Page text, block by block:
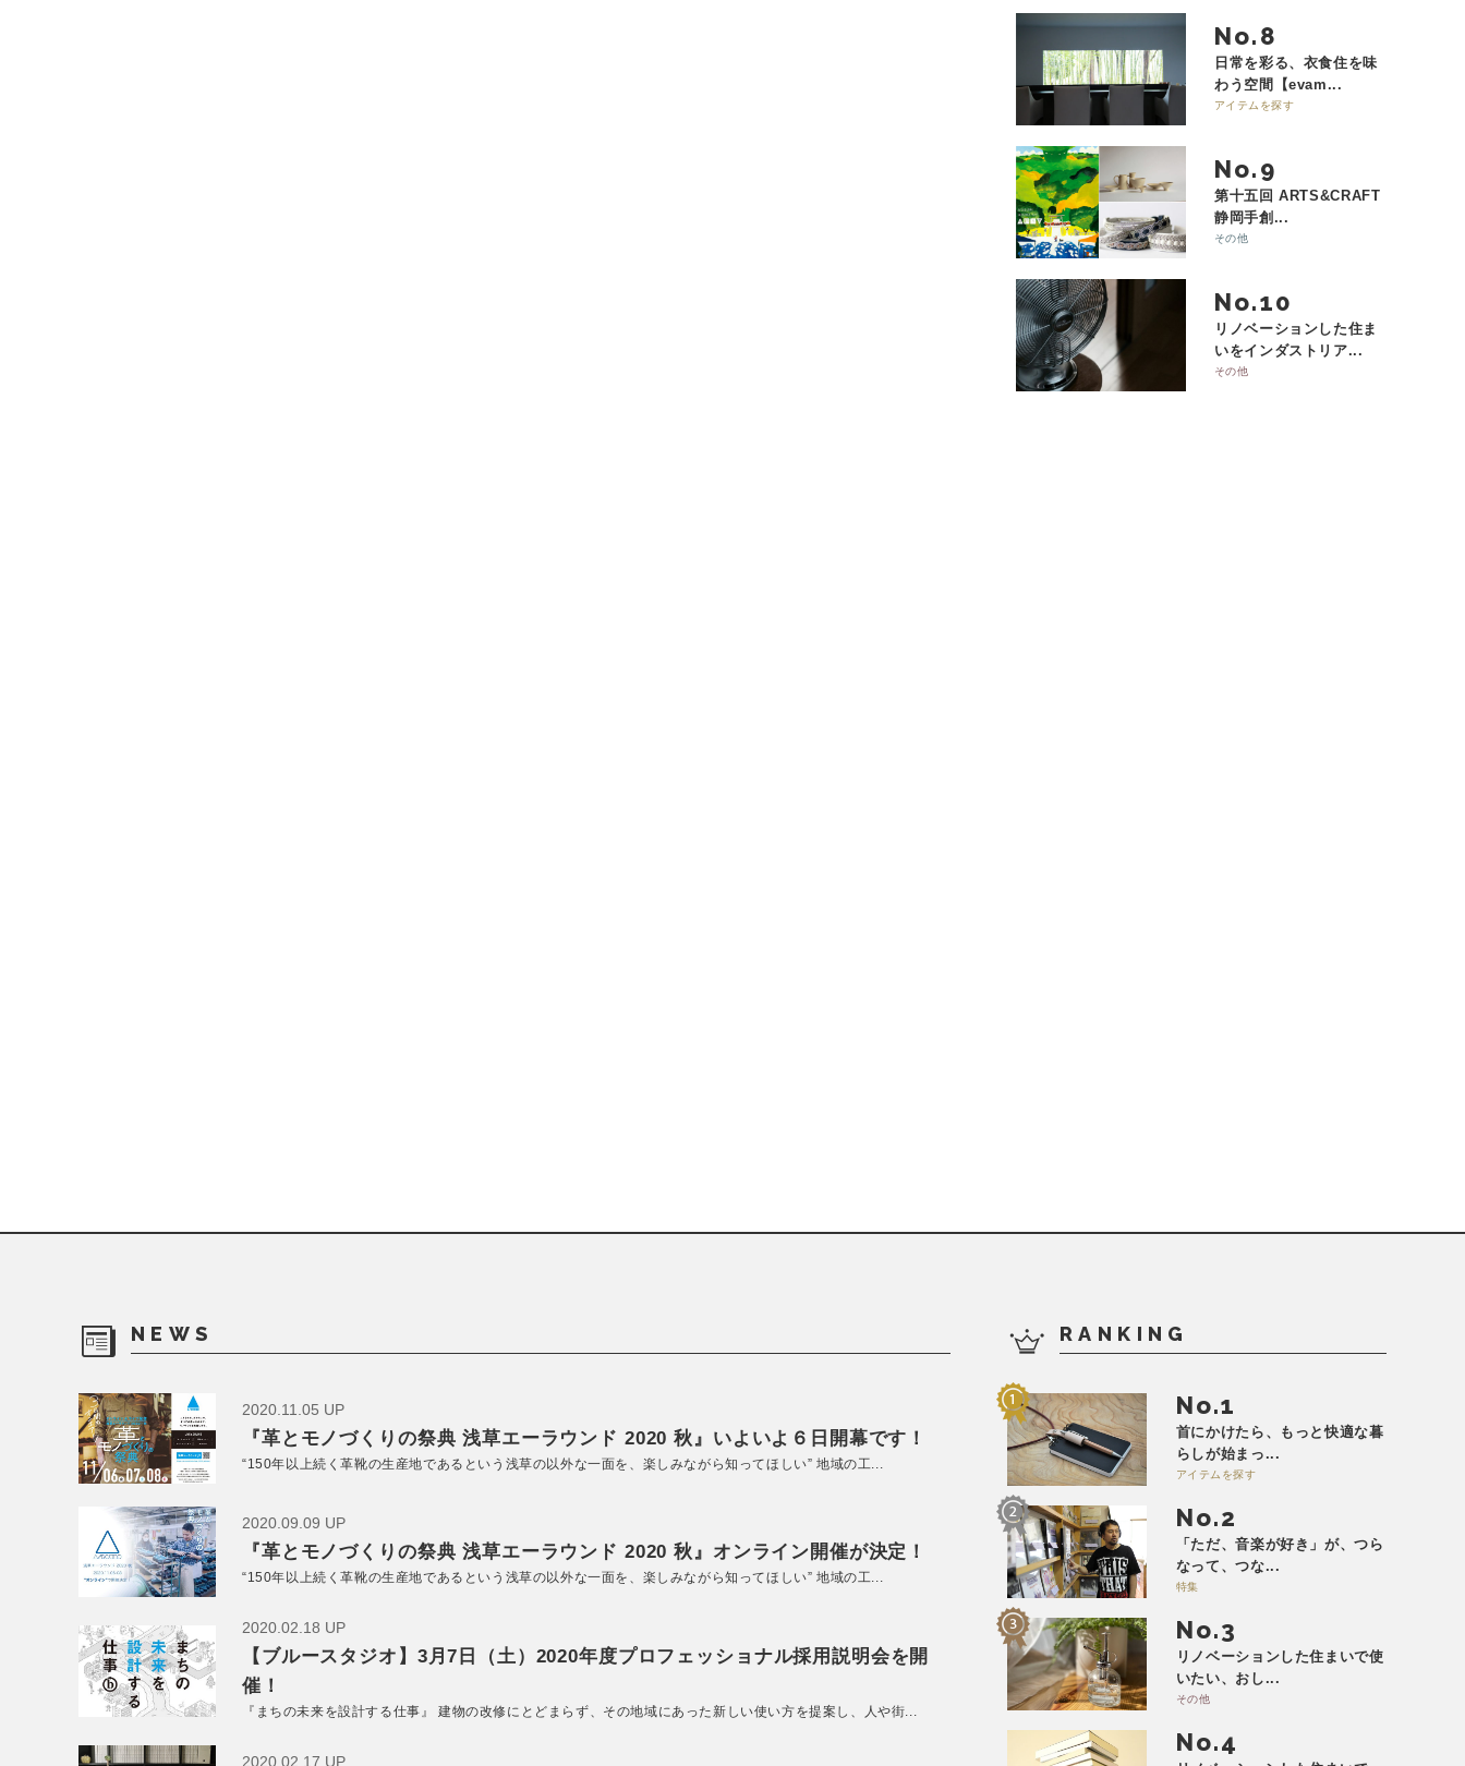
No.
日常を彩る、衣食住を味
わう空間【evam...
アイテムを探す
No.
第十五回 ARTS&CRAFT
静岡手創...
その他
No.
リノベーションした住ま
いをインダストリア...
その他
NEWS
2020.11.05 UP
『革とモノづくりの祭典 浅草エーラウンド 2020 秋』いよいよ６日開幕です！
“150年以上続く革靴の生産地であるという浅草の以外な一面を、楽しみながら知ってほしい” 地域の工...
2020.09.09 UP
『革とモノづくりの祭典 浅草エーラウンド 2020 秋』オンライン開催が決定！
“150年以上続く革靴の生産地であるという浅草の以外な一面を、楽しみながら知ってほしい” 地域の工...
2020.02.18 UP
【ブルースタジオ】3月7日（土）2020年度プロフェッショナル採用説明会を開
催！
『まちの未来を設計する仕事』 建物の改修にとどまらず、その地域にあった新しい使い方を提案し、人や街...
2020.02.17 UP
RANKING
No.
首にかけたら、もっと快適な暮
らしが始まっ...
アイテムを探す
No.
「ただ、音楽が好き」が、つら
なって、つな...
特集
No.
リノベーションした住まいで使
いたい、おし...
その他
No.